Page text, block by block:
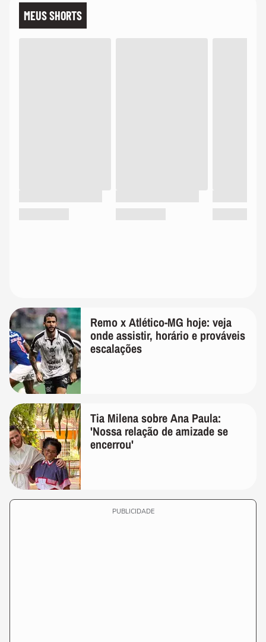
MEUS SHORTS
Remo x Atlético-MG hoje: veja
onde assistir, horário e prováveis
escalações
Tia Milena sobre Ana Paula:
'Nossa relação de amizade se
encerrou'
PUBLICIDADE